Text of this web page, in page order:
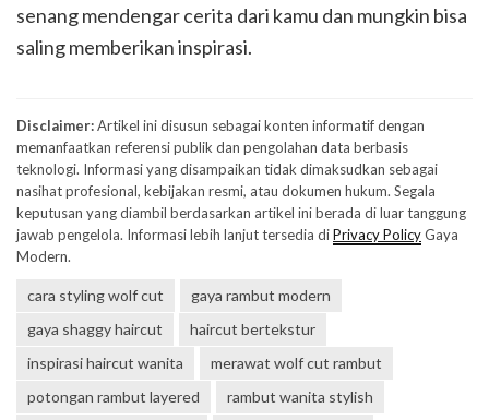
senang mendengar cerita dari kamu dan mungkin bisa
saling memberikan inspirasi.
Disclaimer:Artikel ini disusun sebagai konten informatif dengan
memanfaatkan referensi publik dan pengolahan data berbasis
teknologi. Informasi yang disampaikan tidak dimaksudkan sebagai
nasihat profesional, kebijakan resmi, atau dokumen hukum. Segala
keputusan yang diambil berdasarkan artikel ini berada di luar tanggung
jawab pengelola. Informasi lebih lanjut tersedia diPrivacy PolicyGaya
Modern.
cara styling wolf cut
gaya rambut modern
gaya shaggy haircut
haircut bertekstur
inspirasi haircut wanita
merawat wolf cut rambut
potongan rambut layered
rambut wanita stylish